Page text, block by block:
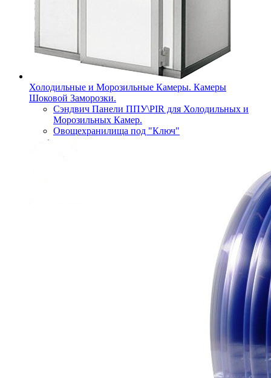
Холодильные и Морозильные Камеры. Камеры
Шоковой Заморозки.
Сэндвич Панели ППУ\PIR для Холодильных и
Морозильных Камер.
Овощехранилища под "Ключ"